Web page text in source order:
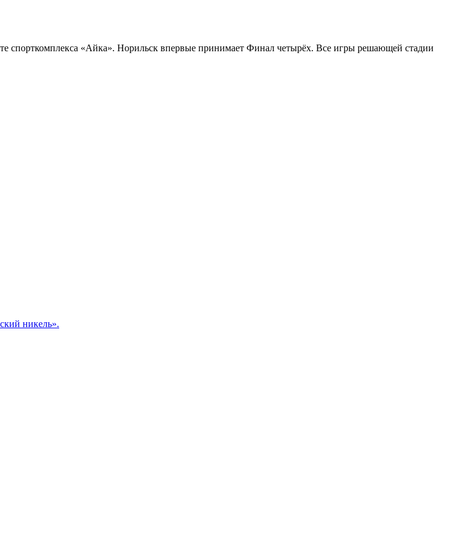
«Айка». Норильск впервые принимает Финал четырёх. Все игры решающей стадии
никель».